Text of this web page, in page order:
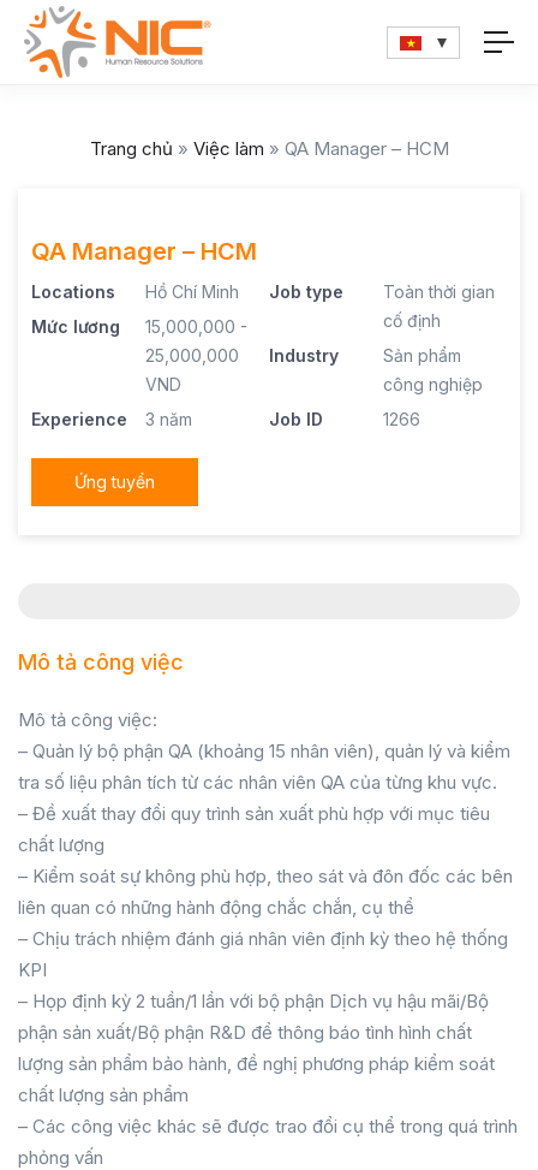
Trang chủ » Việc làm » QA Manager – HCM
QA Manager – HCM
Locations
Hồ Chí Minh
Mức lương
15,000,000 -
25,000,000
VND
Experience
3 năm
Job type
Toàn thời gian
cố định
Industry
Sản phẩm
công nghiệp
Job ID
1266
Ứng tuyển
Mô tả công việc
Mô tả công việc:
– Quản lý bộ phận QA (khoảng 15 nhân viên), quản lý và kiểm
tra số liệu phân tích từ các nhân viên QA của từng khu vực.
– Đề xuất thay đổi quy trình sản xuất phù hợp với mục tiêu
chất lượng
– Kiểm soát sự không phù hợp, theo sát và đôn đốc các bên
liên quan có những hành động chắc chắn, cụ thể
– Chịu trách nhiệm đánh giá nhân viên định kỳ theo hệ thống
KPI
– Họp định kỳ 2 tuần/1 lần với bộ phận Dịch vụ hậu mãi/Bộ
phận sản xuất/Bộ phận R&D để thông báo tình hình chất
lượng sản phẩm bảo hành, đề nghị phương pháp kiểm soát
chất lượng sản phẩm
– Các công việc khác sẽ được trao đổi cụ thể trong quá trình
phỏng vấn